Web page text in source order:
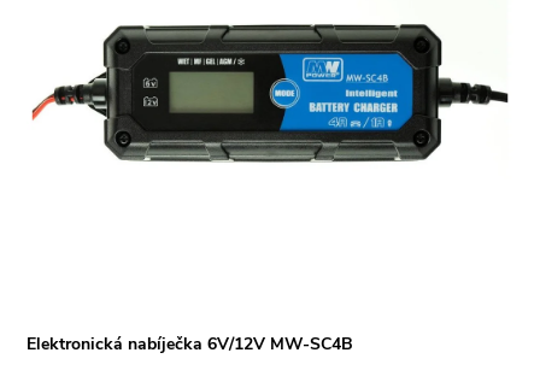
Elektronická nabíječka 6V/12V MW-SC4B